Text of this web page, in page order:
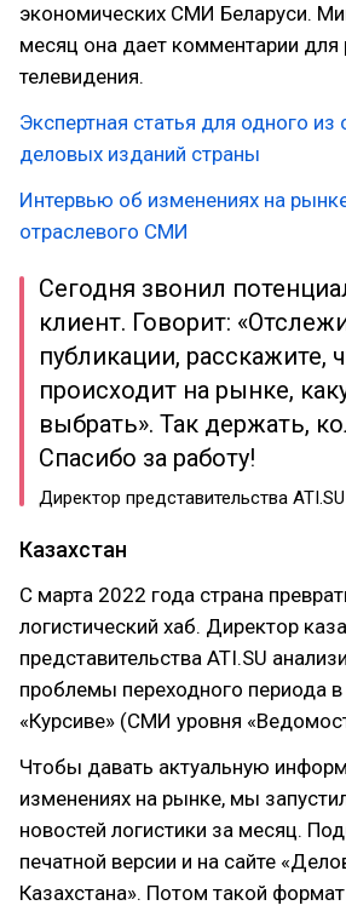
экономических СМИ Беларуси.
месяц она дает комментарии для
телевидения.
Экспертная статья для одного из
деловых изданий страны
Интервью об изменениях на
отраслевого СМИ
Сегодня звонил
клиент. Говорит:
публикации, расскажите,
происходит на рынке,
выбрать». Так держать,
Спасибо за работу!
Директор представительства
Казахстан
С марта 2022 года страна
логистический хаб. Директор
представительства ATI.SU
проблемы переходного периода в
«Курсиве» (СМИ уровня
Чтобы давать актуальную
изменениях на рынке, мы
новостей логистики за месяц.
печатной версии и на сайте
Казахстана». Потом такой